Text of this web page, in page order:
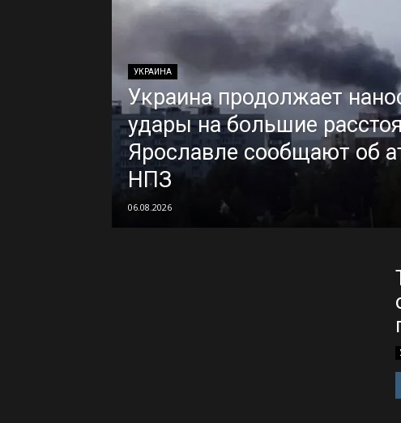
УКРАИНА
Украина продолжает
удары на большие
Ярославле сообщают об
НПЗ
06.08.2026